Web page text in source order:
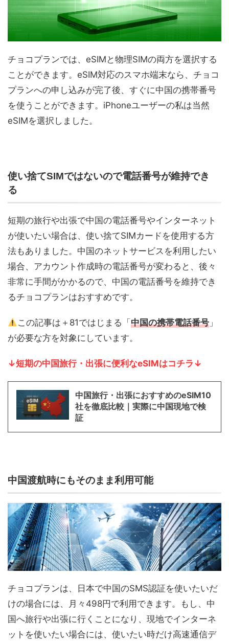
チョコプランでは、eSIMと物理SIMの両方を選択する
ことができます。eSIM対応のスマホ端末なら、チョコ
プランへの申し込みが完了後、すぐに中国の携帯番号
を使うことができます。iPhoneユーザーの私は当然
eSIMを選択しました。
使い捨てSIMではないので電話番号が維持でき
る
短期の旅行や出張で中国の電話番号やインターネット
が使いたい場合は、使い捨てSIMカードを使用する方
法もありました。中国のネットサービスを利用したい
場合、アカウント作成時の電話番号が変わると、後々
非常に手間がかかるので、中国の電話番号を維持でき
るチョコプランはおすすめです。
この記事は＋81ではじまる「中国の携帯電話番号 」
が必要な方を対象にしています。
↓短期の中国旅行・出張に便利なeSIMはコチラ ↓
中国旅行・出張におすすめのeSIM10
社を徹底比較｜実際に中国現地で検
証
中国渡航時にもそのまま利用可能
チョコプランは、日本で中国のSMS認証を使いたいだ
けの場合には、月々498円で利用できます。もし、中
国へ旅行や出張に行くことになり、現地でインターネ
ットを使いたい場合には、使いたい時だけ高速通信デ